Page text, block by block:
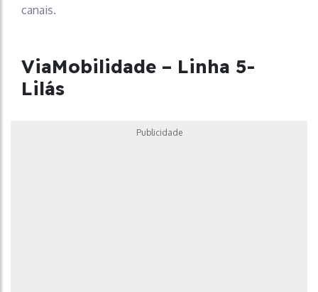
canais.
ViaMobilidade – Linha 5-
Lilás
Publicidade